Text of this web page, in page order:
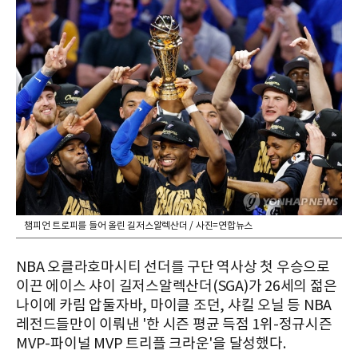
챔피언 트로피를 들어 올린 길저스알렉산더 / 사진=연합뉴스
NBA 오클라호마시티 선더를 구단 역사상 첫 우승으로
이끈 에이스 샤이 길저스알렉산더(SGA)가 26세의 젊은
나이에 카림 압둘자바, 마이클 조던, 샤킬 오닐 등 NBA
레전드들만이 이뤄낸 '한 시즌 평균 득점 1위-정규시즌
MVP-파이널 MVP 트리플 크라운'을 달성했다.